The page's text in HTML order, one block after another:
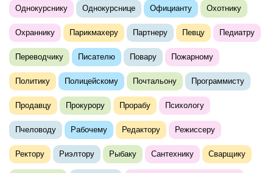
Однокурснику Однокурснице Официанту Охотнику
Охраннику Парикмахеру Партнеру Певцу Педиатру
Переводчику Писателю Повару Пожарному
Политику Полицейскому Почтальону Программисту
Продавцу Прокурору Прорабу Психологу
Пчеловоду Рабочему Редактору Режиссеру
Ректору Риэлтору Рыбаку Сантехнику Сварщику